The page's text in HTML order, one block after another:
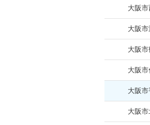
大阪
大阪
大阪
大阪
大阪
大阪